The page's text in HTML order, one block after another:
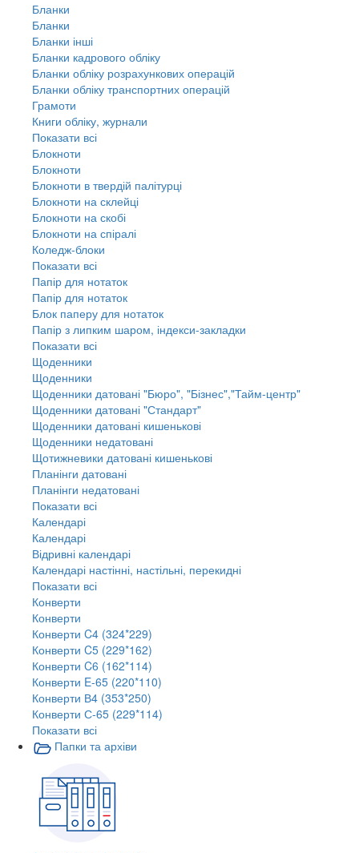
Бланки
Бланки
Бланки інші
Бланки кадрового обліку
Бланки обліку розрахункових операцій
Бланки обліку транспортних операцій
Грамоти
Книги обліку, журнали
Показати всі
Блокноти
Блокноти
Блокноти в твердій палітурці
Блокноти на склейці
Блокноти на скобі
Блокноти на спіралі
Коледж-блоки
Показати всі
Папір для нотаток
Папір для нотаток
Блок паперу для нотаток
Папір з липким шаром, індекси-закладки
Показати всі
Щоденники
Щоденники
Щоденники датовані "Бюро", "Бізнес","Тайм-центр"
Щоденники датовані "Стандарт"
Щоденники датовані кишенькові
Щоденники недатовані
Щотижневики датовані кишенькові
Планінги датовані
Планінги недатовані
Показати всі
Календарі
Календарі
Відривні календарі
Календарі настінні, настільні, перекидні
Показати всі
Конверти
Конверти
Конверти C4 (324*229)
Конверти C5 (229*162)
Конверти C6 (162*114)
Конверти E-65 (220*110)
Конверти В4 (353*250)
Конверти С-65 (229*114)
Показати всі
Папки та архіви